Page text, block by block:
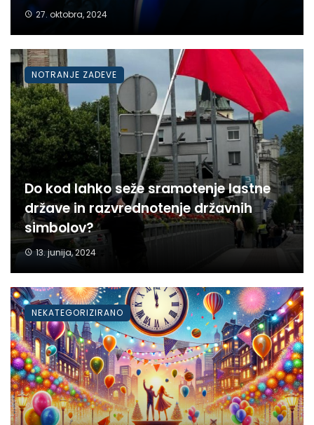
27. oktobra, 2024
Do kod lahko seže sramotenje lastne
države in razvrednotenje državnih
simbolov?
13. junija, 2024
NOTRANJE ZADEVE
NEKATEGORIZIRANO